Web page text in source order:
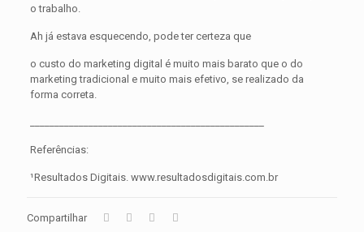
o trabalho.
Ah já estava esquecendo, pode ter certeza que
o custo do marketing digital é muito mais barato que o do
marketing tradicional e muito mais efetivo, se realizado da
forma correta.
Referências:
¹Resultados Digitais. www.resultadosdigitais.com.br
Compartilhar